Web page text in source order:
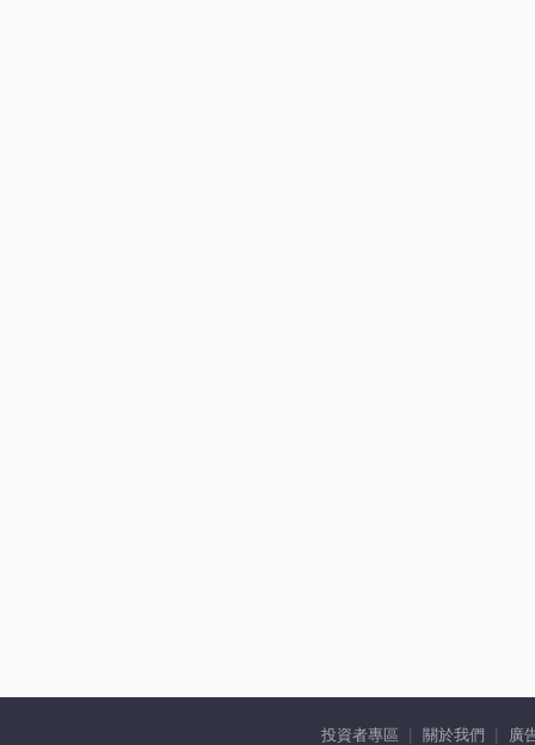
投資者專區 關於我們 廣